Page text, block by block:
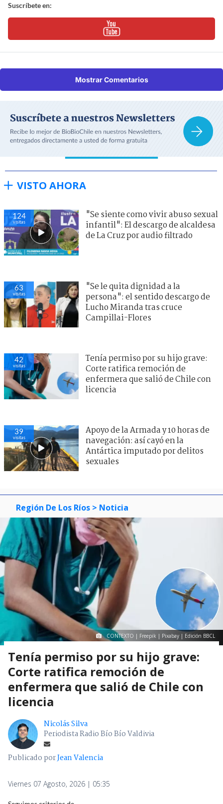
Suscríbete en:
Mostrar Comentarios
VISTO AHORA
124
visitas
"Se siente como vivir abuso sexual
infantil": El descargo de alcaldesa
de La Cruz por audio filtrado
63
visitas
"Se le quita dignidad a la
persona": el sentido descargo de
Lucho Miranda tras cruce
Campillai-Flores
42
visitas
Tenía permiso por su hijo grave:
Corte ratifica remoción de
enfermera que salió de Chile con
licencia
39
visitas
Apoyo de la Armada y 10 horas de
navegación: así cayó en la
Antártica imputado por delitos
sexuales
Región De Los Ríos > Noticia
CONTEXTO | Freepik | Pixabay | Edición BBCL
Tenía permiso por su hijo grave:
Corte ratifica remoción de
enfermera que salió de Chile con
licencia
Nicolás Silva
Periodista Radio Bío Bío Valdivia
Publicado porJean Valencia
Viernes 07 Agosto, 2026 | 05:35